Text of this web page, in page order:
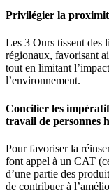
Privilégier la
Les 3 Ours tissent des
régionaux, favorisant
tout en limitant
l’environnement.
Concilier les
travail de personnes
Pour favoriser la
font appel à un CAT
d’une partie des
de contribuer à